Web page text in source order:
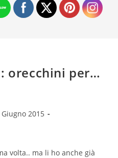
orecchini per…
Giugno 2015
volta.. ma li ho anche già